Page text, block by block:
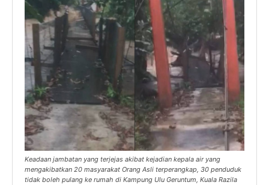
Keadaan jambatan yang terjejas akibat kejadian kepala air yang
mengakibatkan 20 masyarakat Orang Asli terperangkap, 30 penduduk
tidak boleh pulang ke rumah di Kampung Ulu Geruntum, Kuala Razila